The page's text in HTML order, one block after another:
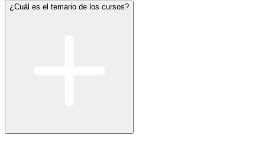
¿Cuál es el temario de los cursos?